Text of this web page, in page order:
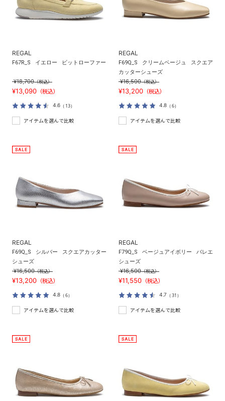
REGAL
F67R_S イエロー ビットローファー
¥18,700（税込）
¥13,090 （税込）
4.6 （13）
アイテムを選んで比較
REGAL
F69Q_S クリームベージュ
スクエア
カッターシューズ
¥16,500（税込）
¥13,200 （税込）
4.8 （6）
アイテムを選んで比較
REGAL
F69Q_S シルバー
スクエアカッター
シューズ
¥16,500（税込）
¥13,200 （税込）
4.8 （6）
アイテムを選んで比較
REGAL
F79Q_S ベージュアイボリー
バレエ
シューズ
¥16,500（税込）
¥11,550 （税込）
4.7 （31）
アイテムを選んで比較